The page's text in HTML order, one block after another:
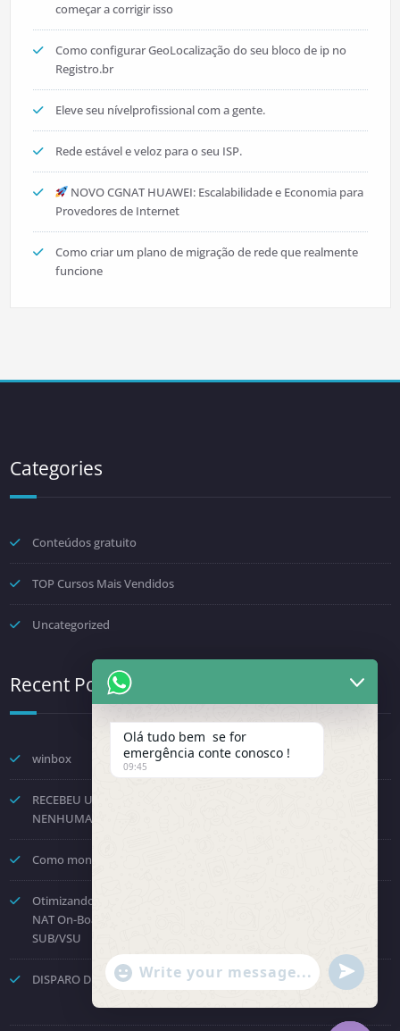
começar a corrigir isso
Como configurar GeoLocalização do seu bloco de ip no
Registro.br
Eleve seu nívelprofissional com a gente.
Rede estável e veloz para o seu ISP.
NOVO CGNAT HUAWEI: Escalabilidade e Economia para
Provedores de Internet
Como criar um plano de migração de rede que realmente
funcione
Categories
Conteúdos gratuito
TOP Cursos Mais Vendidos
Uncategorized
Recent Posts
winbox
RECEBEU UMA NOTIFICAÇÃO DA FENINFRA? NÃO TOME
NENHUMA DECISÃO POR PRESSÃO.
Como montar um provedor com a Starlink? Passo a passo!
Otimizando o Roteamento e Processamento: Como Desabilitar o
NAT On-Board no Huawei NE8000 e Direcionar para a Placa
SUB/VSU
DISPARO DE COBRANÇAS – API OFICIAL WHATSAPP
Olá tudo bem se for
emergência conte conosco !
09:45
"+chaty_settings.lang.emoji_picker+"
WhatsApp Message
undefined